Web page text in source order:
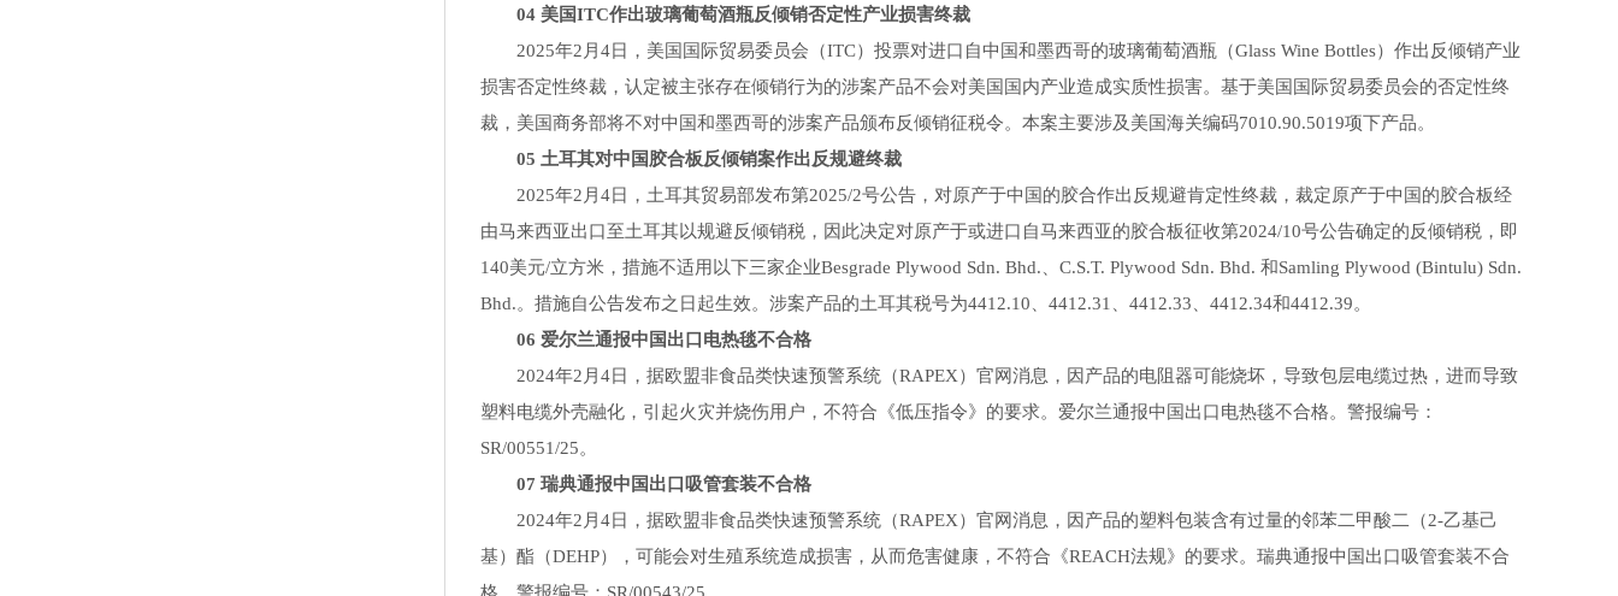
04 美国ITC作出玻璃葡萄酒瓶反倾销否定性产业损害终裁
2025年2月4日，美国国际贸易委员会（ITC）投票对进口自中国和墨西哥的玻璃葡萄酒瓶（Glass Wine Bottles）作出反倾销产业
损害否定性终裁，认定被主张存在倾销行为的涉案产品不会对美国国内产业造成实质性损害。基于美国国际贸易委员会的否定性终
裁，美国商务部将不对中国和墨西哥的涉案产品颁布反倾销征税令。本案主要涉及美国海关编码7010.90.5019项下产品。
05 土耳其对中国胶合板反倾销案作出反规避终裁
2025年2月4日，土耳其贸易部发布第2025/2号公告，对原产于中国的胶合作出反规避肯定性终裁，裁定原产于中国的胶合板经
由马来西亚出口至土耳其以规避反倾销税，因此决定对原产于或进口自马来西亚的胶合板征收第2024/10号公告确定的反倾销税，即
140美元/立方米，措施不适用以下三家企业Besgrade Plywood Sdn. Bhd.、C.S.T. Plywood Sdn. Bhd. 和Samling Plywood (Bintulu) Sdn.
Bhd.。措施自公告发布之日起生效。涉案产品的土耳其税号为4412.10、4412.31、4412.33、4412.34和4412.39。
06 爱尔兰通报中国出口电热毯不合格
2024年2月4日，据欧盟非食品类快速预警系统（RAPEX）官网消息，因产品的电阻器可能烧坏，导致包层电缆过热，进而导致
塑料电缆外壳融化，引起火灾并烧伤用户，不符合《低压指令》的要求。爱尔兰通报中国出口电热毯不合格。警报编号：
SR/00551/25。
07 瑞典通报中国出口吸管套装不合格
2024年2月4日，据欧盟非食品类快速预警系统（RAPEX）官网消息，因产品的塑料包装含有过量的邻苯二甲酸二（2-乙基己
基）酯（DEHP），可能会对生殖系统造成损害，从而危害健康，不符合《REACH法规》的要求。瑞典通报中国出口吸管套装不合